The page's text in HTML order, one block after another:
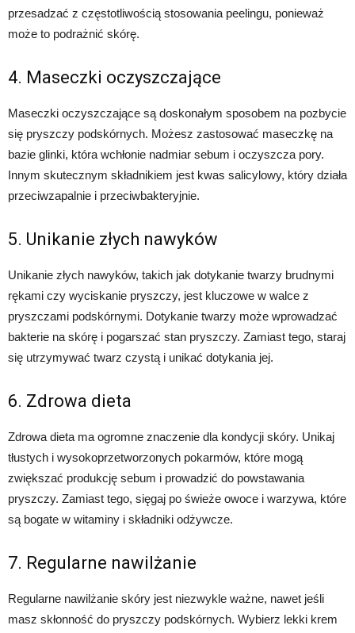
przesadzać z częstotliwością stosowania peelingu, ponieważ
może to podrażnić skórę.
4. Maseczki oczyszczające
Maseczki oczyszczające są doskonałym sposobem na pozbycie
się pryszczy podskórnych. Możesz zastosować maseczkę na
bazie glinki, która wchłonie nadmiar sebum i oczyszcza pory.
Innym skutecznym składnikiem jest kwas salicylowy, który działa
przeciwzapalnie i przeciwbakteryjnie.
5. Unikanie złych nawyków
Unikanie złych nawyków, takich jak dotykanie twarzy brudnymi
rękami czy wyciskanie pryszczy, jest kluczowe w walce z
pryszczami podskórnymi. Dotykanie twarzy może wprowadzać
bakterie na skórę i pogarszać stan pryszczy. Zamiast tego, staraj
się utrzymywać twarz czystą i unikać dotykania jej.
6. Zdrowa dieta
Zdrowa dieta ma ogromne znaczenie dla kondycji skóry. Unikaj
tłustych i wysokoprzetworzonych pokarmów, które mogą
zwiększać produkcję sebum i prowadzić do powstawania
pryszczy. Zamiast tego, sięgaj po świeże owoce i warzywa, które
są bogate w witaminy i składniki odżywcze.
7. Regularne nawilżanie
Regularne nawilżanie skóry jest niezwykle ważne, nawet jeśli
masz skłonność do pryszczy podskórnych. Wybierz lekki krem